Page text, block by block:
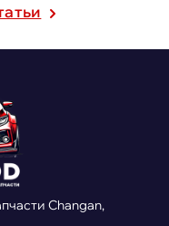
Changan,